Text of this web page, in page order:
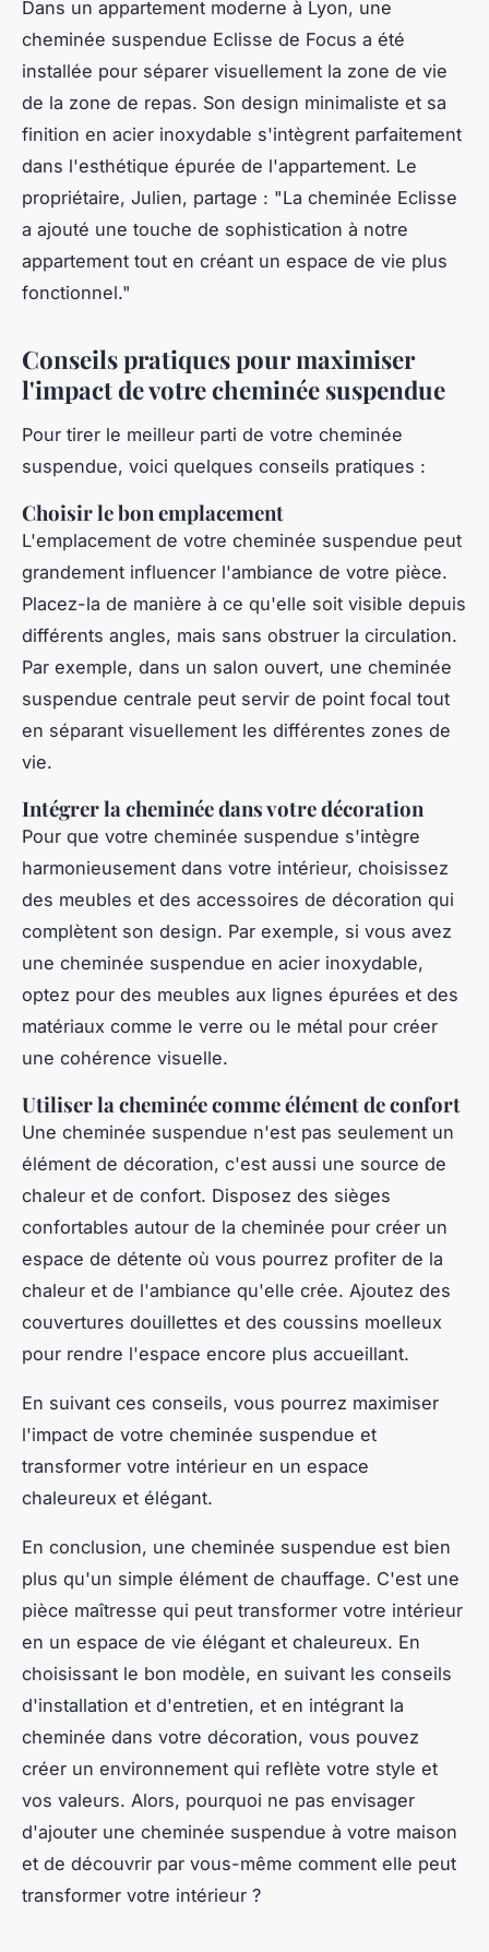
Dans un appartement moderne à Lyon, une
cheminée suspendue Eclisse de Focus a été
installée pour séparer visuellement la zone de vie
de la zone de repas. Son design minimaliste et sa
finition en acier inoxydable s'intègrent parfaitement
dans l'esthétique épurée de l'appartement. Le
propriétaire, Julien, partage : "La cheminée Eclisse
a ajouté une touche de sophistication à notre
appartement tout en créant un espace de vie plus
fonctionnel."
Conseils pratiques pour maximiser
l'impact de votre cheminée suspendue
Pour tirer le meilleur parti de votre cheminée
suspendue, voici quelques conseils pratiques :
Choisir le bon emplacement
L'emplacement de votre cheminée suspendue peut
grandement influencer l'ambiance de votre pièce.
Placez-la de manière à ce qu'elle soit visible depuis
différents angles, mais sans obstruer la circulation.
Par exemple, dans un salon ouvert, une cheminée
suspendue centrale peut servir de point focal tout
en séparant visuellement les différentes zones de
vie.
Intégrer la cheminée dans votre décoration
Pour que votre cheminée suspendue s'intègre
harmonieusement dans votre intérieur, choisissez
des meubles et des accessoires de décoration qui
complètent son design. Par exemple, si vous avez
une cheminée suspendue en acier inoxydable,
optez pour des meubles aux lignes épurées et des
matériaux comme le verre ou le métal pour créer
une cohérence visuelle.
Utiliser la cheminée comme élément de confort
Une cheminée suspendue n'est pas seulement un
élément de décoration, c'est aussi une source de
chaleur et de confort. Disposez des sièges
confortables autour de la cheminée pour créer un
espace de détente où vous pourrez profiter de la
chaleur et de l'ambiance qu'elle crée. Ajoutez des
couvertures douillettes et des coussins moelleux
pour rendre l'espace encore plus accueillant.
En suivant ces conseils, vous pourrez maximiser
l'impact de votre cheminée suspendue et
transformer votre intérieur en un espace
chaleureux et élégant.
En conclusion, une cheminée suspendue est bien
plus qu'un simple élément de chauffage. C'est une
pièce maîtresse qui peut transformer votre intérieur
en un espace de vie élégant et chaleureux. En
choisissant le bon modèle, en suivant les conseils
d'installation et d'entretien, et en intégrant la
cheminée dans votre décoration, vous pouvez
créer un environnement qui reflète votre style et
vos valeurs. Alors, pourquoi ne pas envisager
d'ajouter une cheminée suspendue à votre maison
et de découvrir par vous-même comment elle peut
transformer votre intérieur ?